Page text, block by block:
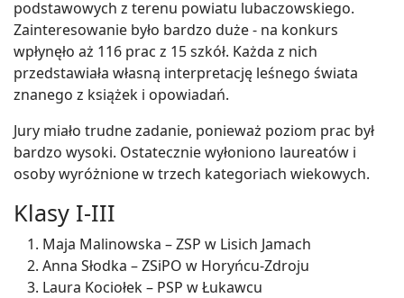
podstawowych z terenu powiatu lubaczowskiego.
Zainteresowanie było bardzo duże - na konkurs
wpłynęło aż 116 prac z 15 szkół. Każda z nich
przedstawiała własną interpretację leśnego świata
znanego z książek i opowiadań.
Jury miało trudne zadanie, ponieważ poziom prac był
bardzo wysoki. Ostatecznie wyłoniono laureatów i
osoby wyróżnione w trzech kategoriach wiekowych.
Klasy I-III
Maja Malinowska – ZSP w Lisich Jamach
Anna Słodka – ZSiPO w Horyńcu-Zdroju
Laura Kociołek – PSP w Łukawcu